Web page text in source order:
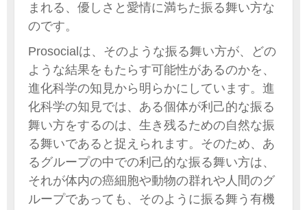
まれる、優しさと愛情に満ちた振る舞い方な
のです。
Prosocialは、そのような振る舞い方が、どの
ような結果をもたらす可能性があるのかを、
進化科学の知見から明らかにしています。進
化科学の知見では、ある個体が利己的な振る
舞い方をするのは、生き残るための自然な振
る舞いであると捉えられます。そのため、あ
るグループの中での利己的な振る舞い方は、
それが体内の癌細胞や動物の群れや人間のグ
ループであっても、そのように振る舞う有機